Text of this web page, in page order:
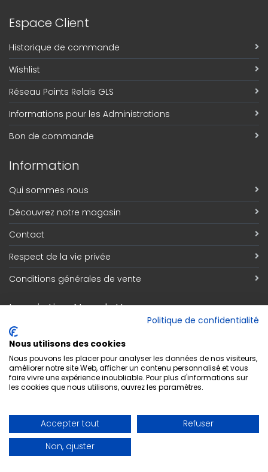
Espace Client
Historique de commande
Wishlist
Réseau Points Relais GLS
Informations pour les Administrations
Bon de commande
Information
Qui sommes nous
Découvrez notre magasin
Contact
Respect de la vie privée
Conditions générales de vente
Inscription Newsletter
Adresse email
S'abonner
Politique de confidentialité
Nous utilisons des cookies
Nous pouvons les placer pour analyser les données de nos visiteurs,
améliorer notre site Web, afficher un contenu personnalisé et vous
faire vivre une expérience inoubliable. Pour plus d'informations sur
les cookies que nous utilisons, ouvrez les paramètres.
Accepter tout
Refuser
Non, ajuster